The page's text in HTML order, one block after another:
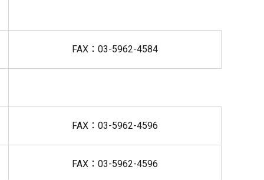
FAX：03-5962-4584
FAX：03-5962-4596
FAX：03-5962-4596